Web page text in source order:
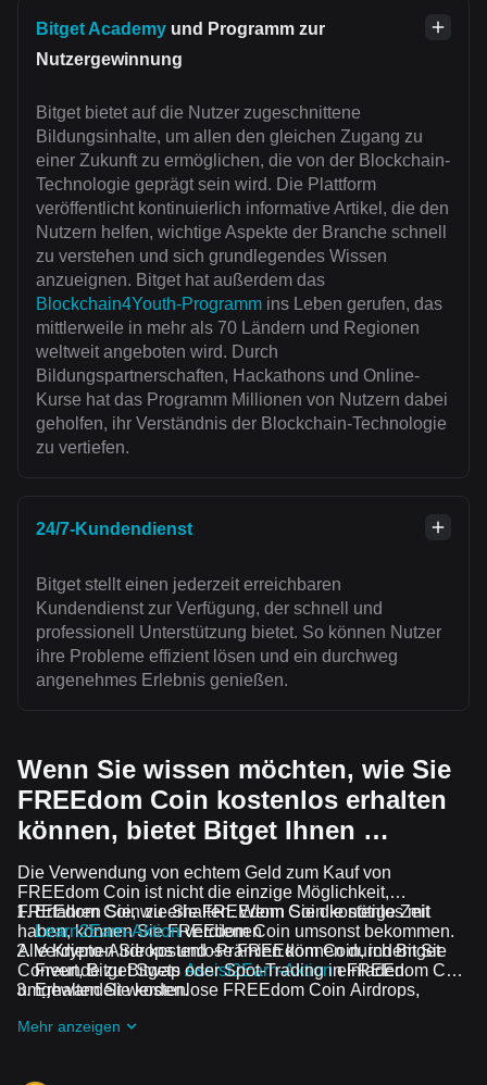
Bitget Academy und Programm zur
Nutzergewinnung
Bitget bietet auf die Nutzer zugeschnittene
Bildungsinhalte, um allen den gleichen Zugang zu
einer Zukunft zu ermöglichen, die von der Blockchain-
Technologie geprägt sein wird. Die Plattform
veröffentlicht kontinuierlich informative Artikel, die den
Nutzern helfen, wichtige Aspekte der Branche schnell
zu verstehen und sich grundlegendes Wissen
anzueignen. Bitget hat außerdem das
Blockchain4Youth-Programm ins Leben gerufen, das
mittlerweile in mehr als 70 Ländern und Regionen
weltweit angeboten wird. Durch
Bildungspartnerschaften, Hackathons und Online-
Kurse hat das Programm Millionen von Nutzern dabei
geholfen, ihr Verständnis der Blockchain-Technologie
zu vertiefen.
24/7-Kundendienst
Bitget stellt einen jederzeit erreichbaren
Kundendienst zur Verfügung, der schnell und
professionell Unterstützung bietet. So können Nutzer
ihre Probleme effizient lösen und ein durchweg
angenehmes Erlebnis genießen.
Wenn Sie wissen möchten, wie Sie
FREEdom Coin kostenlos erhalten
können, bietet Bitget Ihnen …
Die Verwendung von echtem Geld zum Kauf von
FREEdom Coin ist nicht die einzige Möglichkeit,
FREEdom Coin zu erhalten. Wenn Sie die nötige Zeit
haben, können Sie FREEdom Coin umsonst bekommen.
Erfahren Sie, wie Sie FREEdom Coin kostenlos mit
Learn2Earn-Aktionverdienen
Verdienen Sie kostenlose FREEdom Coin, indem Sie
Freunde zu Bitgets Assist2Earn-Aktioneinladen.
Erhalten Sie kostenlose FREEdom Coin Airdrops,
Aktionenmitmachen
Alle Krypto-Airdrops und -Prämien können durch Bitget
Convert, Bitget Swap oder Spot-Trading in FREEdom Coin
umgewandelt werden.
Mehr anzeigen